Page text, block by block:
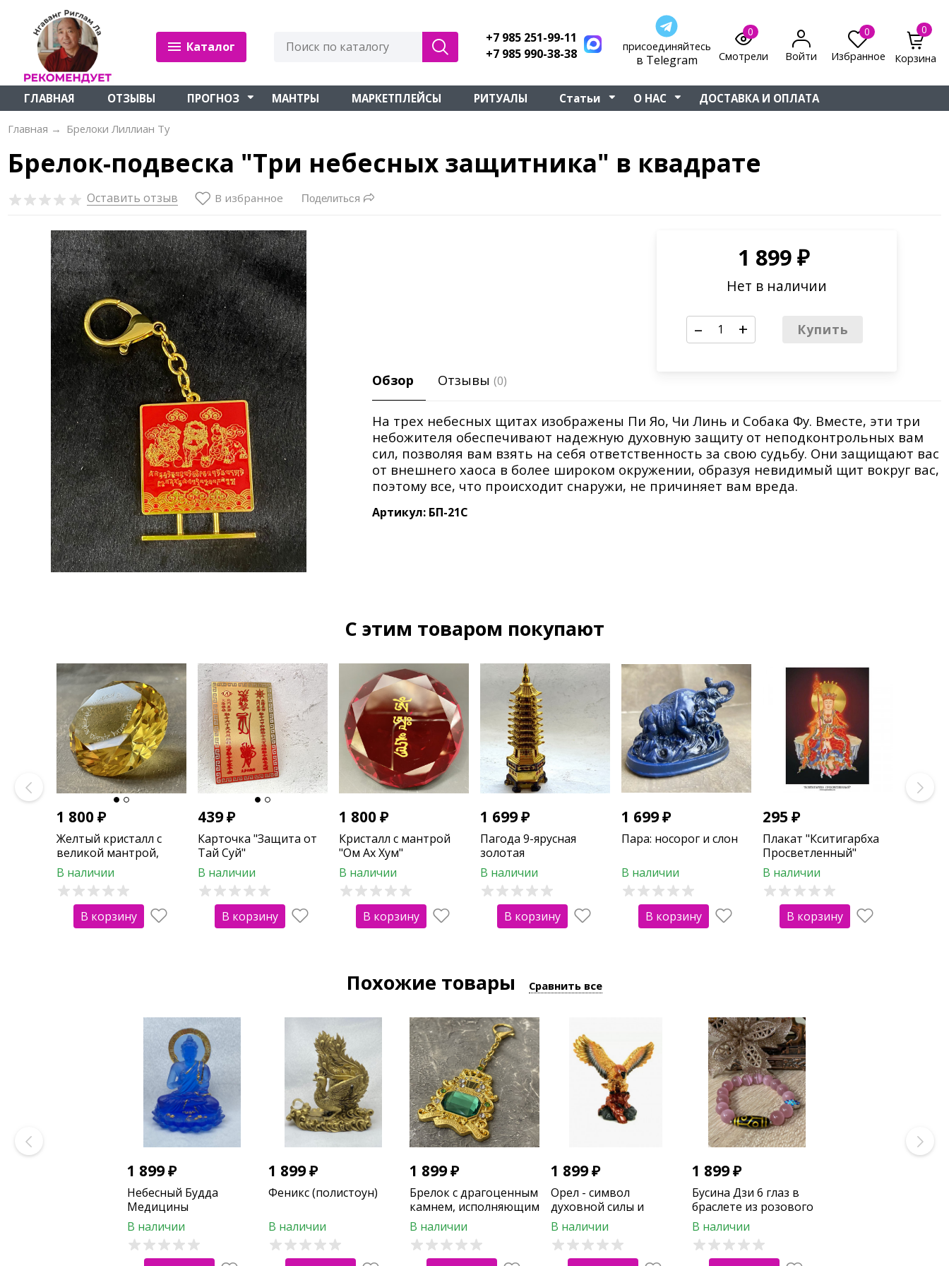
Каталог
+7 985 251-99-11
+7 985 990-38-38
присоединяйтесь
в Telegram
0
Смотрели
Войти
0
Избранное
0
Корзина
ГЛАВНАЯ ОТЗЫВЫ ПРОГНОЗ МАНТРЫ МАРКЕТПЛЕЙСЫ РИТУАЛЫ Статьи О НАС ДОСТАВКА И ОПЛАТА
Главная → Брелоки Лиллиан Ту
Брелок-подвеска "Три небесных защитника" в квадрате
Оставить отзыв В избранное Поделиться
1 899₽
Нет в наличии
– + Купить
Обзор Отзывы(0)
На трех небесных щитах изображены Пи Яо, Чи Линь и Собака Фу. Вместе, эти три
небожителя обеспечивают надежную духовную защиту от неподконтрольных вам
сил, позволяя вам взять на себя ответственность за свою судьбу. Они защищают вас
от внешнего хаоса в более широком окружении, образуя невидимый щит вокруг вас,
поэтому все, что происходит снаружи, не причиняет вам вреда.
Артикул: БП-21С
C этим товаром покупают
1 800₽
Желтый кристалл с
великой мантрой,
приумножающей
драгоценности
В наличии
В корзину
439₽
Карточка "Защита от
Тай Суй"
В наличии
В корзину
1 800₽
Кристалл с мантрой
"Ом Ах Хум"
В наличии
В корзину
1 699₽
Пагода 9-ярусная
золотая
В наличии
В корзину
1 699₽
Пара: носорог и слон
В наличии
В корзину
295₽
Плакат "Кситигарбха
Просветленный"
В наличии
В корзину
Похожие товары Сравнить все
1 899₽
Небесный Будда
Медицины
В наличии
1 899₽
Феникс (полистоун)
В наличии
1 899₽
Брелок с драгоценным
камнем, исполняющим
желания
В наличии
1 899₽
Орел - символ
духовной силы и
возрождения
В наличии
1 899₽
Бусина Дзи 6 глаз в
браслете из розового
кошачьего глаза с
лотосом
В наличии